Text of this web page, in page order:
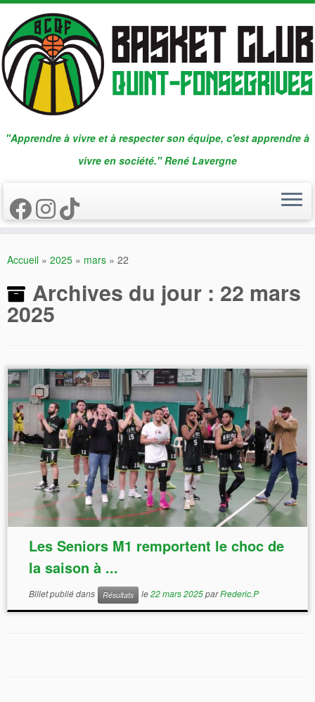
Passer
contenu
"Apprendre à vivre et à respecter son équipe, c'est apprendre à
vivre en société." René Lavergne
Accueil » 2025 » mars » 22
Archives du jour : 22 mars
2025
Les Seniors M1 remportent le choc de
la saison à ...
Billet publié dans Résultats le22 mars 2025parFrederic.P